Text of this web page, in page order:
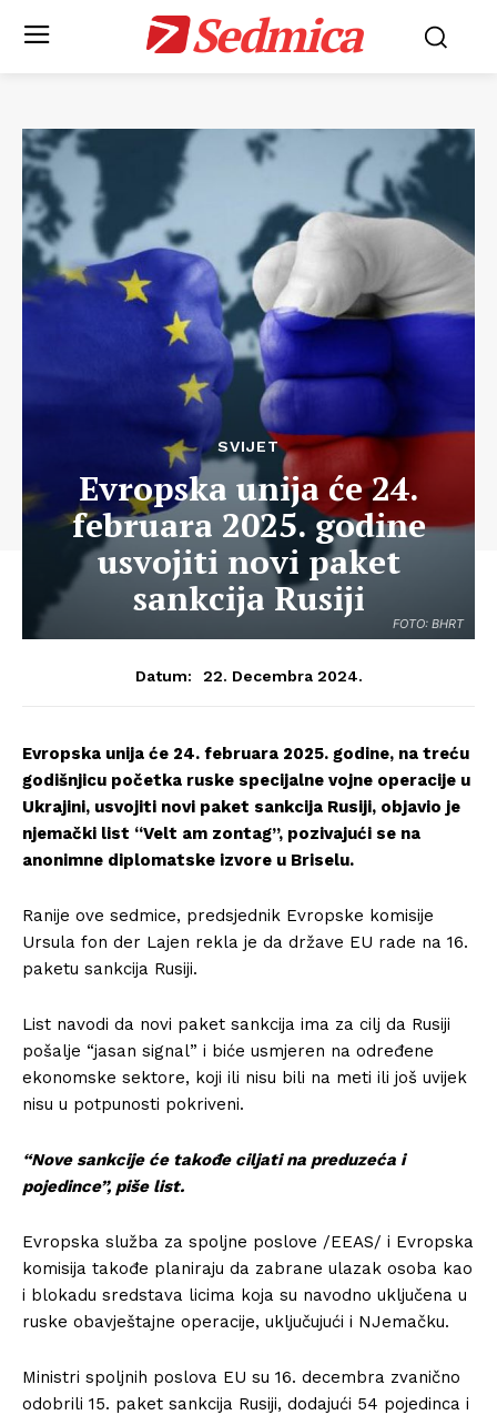
Sedmica
FOTO: BHRT
SVIJET
Evropska unija će 24.
februara 2025. godine
usvojiti novi paket
sankcija Rusiji
Datum: 22. Decembra 2024.
Evropska unija će 24. februara 2025. godine, na treću
godišnjicu početka ruske specijalne vojne operacije u
Ukrajini, usvojiti novi paket sankcija Rusiji, objavio je
njemački list “Velt am zontag”, pozivajući se na
anonimne diplomatske izvore u Briselu.
Ranije ove sedmice, predsjednik Evropske komisije
Ursula fon der Lajen rekla je da države EU rade na 16.
paketu sankcija Rusiji.
List navodi da novi paket sankcija ima za cilj da Rusiji
pošalje “jasan signal” i biće usmjeren na određene
ekonomske sektore, koji ili nisu bili na meti ili još uvijek
nisu u potpunosti pokriveni.
“Nove sankcije će takođe ciljati na preduzeća i
pojedince”, piše list.
Evropska služba za spoljne poslove /EEAS/ i Evropska
komisija takođe planiraju da zabrane ulazak osoba kao
i blokadu sredstava licima koja su navodno uključena u
ruske obavještajne operacije, uključujući i NJemačku.
Ministri spoljnih poslova EU su 16. decembra zvanično
odobrili 15. paket sankcija Rusiji, dodajući 54 pojedinca i